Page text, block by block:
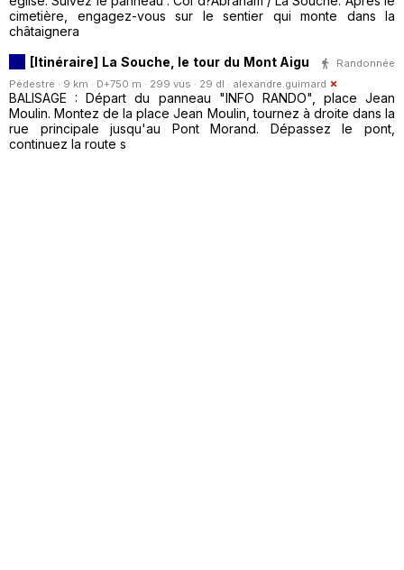
cimetière, engagez-vous sur le sentier qui monte dans la
châtaignera
[Itinéraire] La Souche, le tour du Mont Aigu
Randonnée
Pédestre · 9 km · D+750 m · 299 vus · 29 dl · alexandre.guimard
BALISAGE : Départ du panneau "INFO RANDO", place Jean
Moulin. Montez de la place Jean Moulin, tournez à droite dans la
rue principale jusqu'au Pont Morand. Dépassez le pont,
continuez la route s